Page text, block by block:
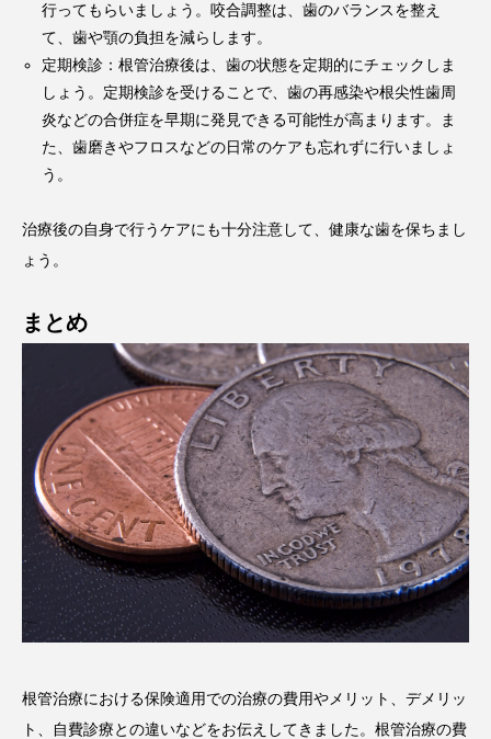
行ってもらいましょう。咬合調整は、歯のバランスを整え
て、歯や顎の負担を減らします。
定期検診：根管治療後は、歯の状態を定期的にチェックしま
しょう。定期検診を受けることで、歯の再感染や根尖性歯周
炎などの合併症を早期に発見できる可能性が高まります。ま
た、歯磨きやフロスなどの日常のケアも忘れずに行いましょ
う。
治療後の自身で行うケアにも十分注意して、健康な歯を保ちまし
ょう。
まとめ
根管治療における保険適用での治療の費用やメリット、デメリッ
ト、自費診療との違いなどをお伝えしてきました。根管治療の費